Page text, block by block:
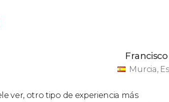
Murcia,
ver, otro tipo de experiencia más